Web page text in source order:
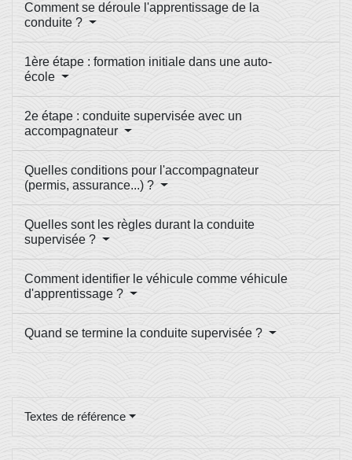
Comment se déroule l'apprentissage de la
conduite ?
1ère étape : formation initiale dans une auto-
école
2e étape : conduite supervisée avec un
accompagnateur
Quelles conditions pour l'accompagnateur
(permis, assurance...) ?
Quelles sont les règles durant la conduite
supervisée ?
Comment identifier le véhicule comme véhicule
d'apprentissage ?
Quand se termine la conduite supervisée ?
Textes de référence